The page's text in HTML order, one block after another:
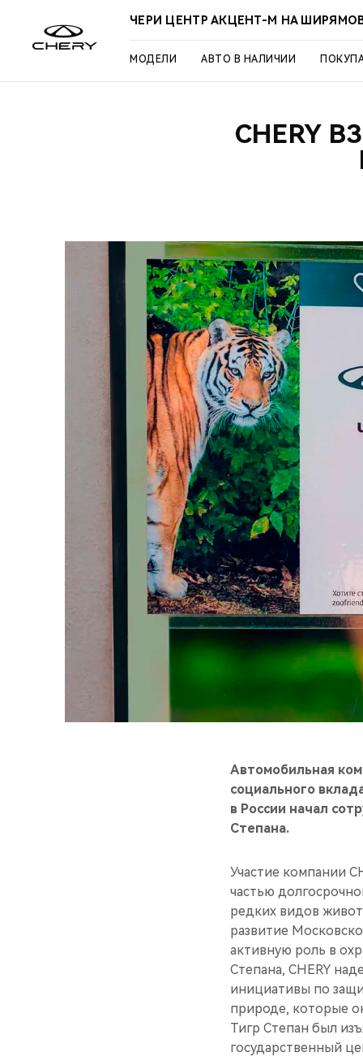
ЧЕРИ ЦЕНТР АКЦЕНТ-М НА
МОДЕЛИ АВТО В НАЛИЧИИ
CHERY
Автомобильная
социального
в России начал
Степана.
Участие компании
частью
редких видов
развитие
активную роль в
Степана, CHERY
инициативы по
природе, которые
Тигр Степан был
государственный